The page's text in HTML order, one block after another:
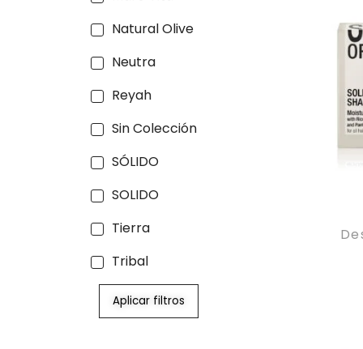
Natural Olive
Neutra
Reyah
Sin Colección
SÓLIDO
SOLIDO
Tierra
Tribal
Aplicar filtros